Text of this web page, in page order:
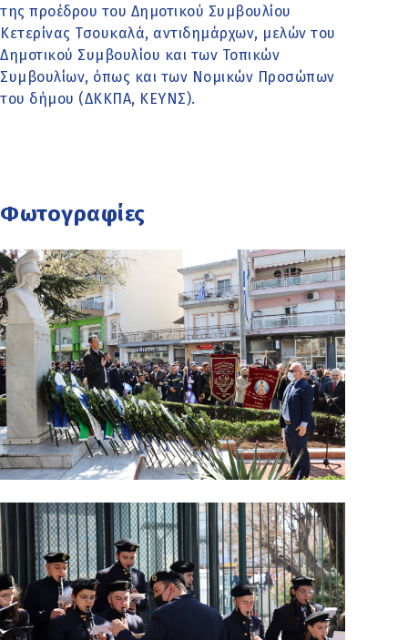
της προέδρου του Δημοτικού Συμβουλίου
Κετερίνας Τσουκαλά, αντιδημάρχων, μελών του
Δημοτικού Συμβουλίου και των Τοπικών
Συμβουλίων, όπως και των Νομικών Προσώπων
του δήμου (ΔΚΚΠΑ, ΚΕΥΝΣ).
Φωτογραφίες